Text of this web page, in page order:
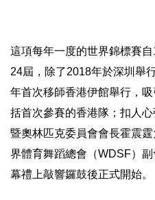
這項每年一度的世界錦標賽
24屆 ，除了2018年於深圳舉
年首次移師香港伊館舉行，
括首次參賽的香港隊； 扣人
暨奧林匹克委員會會長霍震霆
界體育舞蹈總會（WDSF）
幕禮上敲響鑼鼓後正式開始。